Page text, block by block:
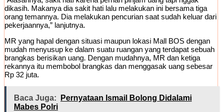
dikasih. Makanya dia sakit hati lalu melakukan ini bersama tiga
orang temannya. Dia melakukan pencurian saat sudah keluar dari
pekerjaannya,” lanjutnya.
MR yang hapal dengan situasi maupun lokasi Mall BOS dengan
mudah menyusup ke dalam suatu ruangan yang terdapat sebuah
brangkas berisikan uang. Dengan mudahnya, MR dan ketiga
rekannya itu membobol brangkas dan menggasak uang sebesar
Rp 32 juta.
Baca Juga:
Pernyataan Ismail Bolong Didalami
Mabes Polri